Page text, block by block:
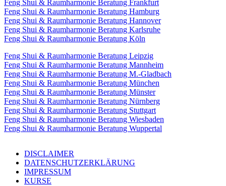
Feng Shui & Raumharmonie Beratung Frankfurt
Feng Shui & Raumharmonie Beratung Hamburg
Feng Shui & Raumharmonie Beratung Hannover
Feng Shui & Raumharmonie Beratung Karlsruhe
Feng Shui & Raumharmonie Beratung Köln
Feng Shui & Raumharmonie Beratung Leipzig
Feng Shui & Raumharmonie Beratung Mannheim
Feng Shui & Raumharmonie Beratung M.-Gladbach
Feng Shui & Raumharmonie Beratung München
Feng Shui & Raumharmonie Beratung Münster
Feng Shui & Raumharmonie Beratung Nürnberg
Feng Shui & Raumharmonie Beratung Stuttgart
Feng Shui & Raumharmonie Beratung Wiesbaden
Feng Shui & Raumharmonie Beratung Wuppertal
DISCLAIMER
DATENSCHUTZERKLÄRUNG
IMPRESSUM
KURSE